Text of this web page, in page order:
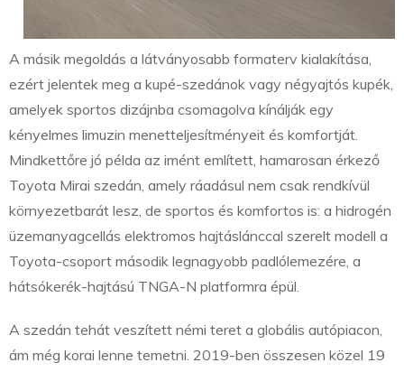
A másik megoldás a látványosabb formaterv kialakítása,
ezért jelentek meg a kupé-szedánok vagy négyajtós kupék,
amelyek sportos dizájnba csomagolva kínálják egy
kényelmes limuzin menetteljesítményeit és komfortját.
Mindkettőre jó példa az imént említett, hamarosan érkező
Toyota Mirai szedán, amely ráadásul nem csak rendkívül
környezetbarát lesz, de sportos és komfortos is: a hidrogén
üzemanyagcellás elektromos hajtáslánccal szerelt modell a
Toyota-csoport második legnagyobb padlólemezére, a
hátsókerék-hajtású TNGA-N platformra épül.
A szedán tehát veszített némi teret a globális autópiacon,
ám még korai lenne temetni. 2019-ben összesen közel 19